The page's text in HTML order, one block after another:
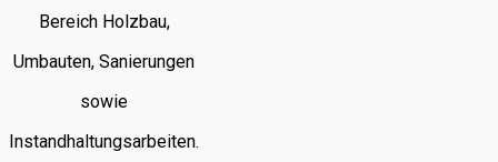
Bereich Holzbau,
Umbauten, Sanierungen
sowie
Instandhaltungsarbeiten.